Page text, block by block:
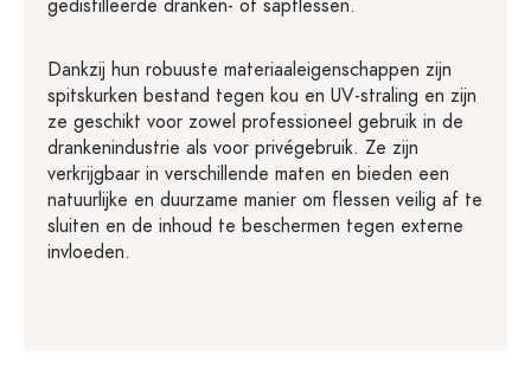
gedistilleerde dranken- of sapflessen.
Dankzij hun robuuste materiaaleigenschappen zijn
spitskurken bestand tegen kou en UV-straling en zijn
ze geschikt voor zowel professioneel gebruik in de
drankenindustrie als voor privégebruik. Ze zijn
verkrijgbaar in verschillende maten en bieden een
natuurlijke en duurzame manier om flessen veilig af te
sluiten en de inhoud te beschermen tegen externe
invloeden.